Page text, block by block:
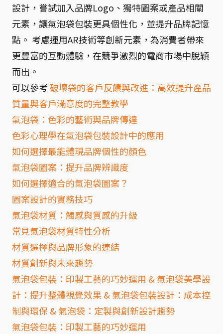
設計，嘗試加入品牌Logo、獨特圖案或產品相關
元素，讓氣泡袋包裝更具個性化，並提升品牌記憶
點。 考慮運用AR技術等創新元素，為消費者帶來
更豐富的互動體驗，在競爭激烈的電商市場中脫穎
而出。
可以參考破壞袋的客戶反饋與改進：高效提升產品
質量與客戶滿意度的完整教學
氣泡袋：色彩的藝術與品牌傳達
色彩心理學在氣泡袋包裝設計中的應用
如何選擇最能體現品牌個性的顏色
氣泡袋圖案：提升品牌辨識度
如何選擇適合的氣泡袋圖案？
圖案設計的實務技巧
氣泡袋材質：觸感與質感的升級
常見氣泡袋材質特性分析
材質選擇與品牌形象的連結
材質創新與未來趨勢
氣泡袋包裝：印製工藝的巧妙運用 & 氣泡袋美學設
計：提升整體視覺效果 & 氣泡袋包裝設計：成本控
制與環保 & 氣泡袋：定製與創新設計趨勢
氣泡袋包裝：印製工藝的巧妙運用